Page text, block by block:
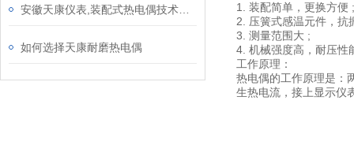
如何选择天康耐磨热电偶
1. 装配简单，更换方便 ;
2. 压簧式感温元件，抗
3. 测量范围大 ;
4. 机械强度高，耐压性
工作原理：
热电偶的工作原理是：
生热电流，接上显示仪